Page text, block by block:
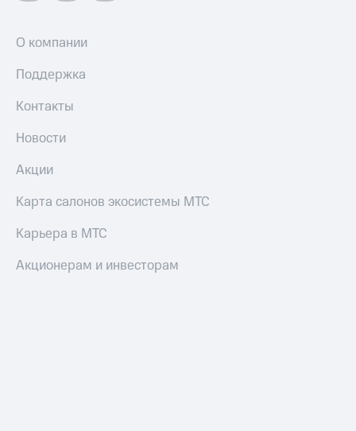
О компании
Поддержка
Контакты
Новости
Акции
Карта салонов экосистемы МТС
Карьера в МТС
Акционерам и инвесторам